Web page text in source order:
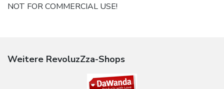
NOT FOR COMMERCIAL USE!
Weitere RevoluzZza-Shops